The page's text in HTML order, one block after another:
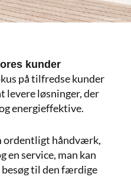
kunder
på tilfredse kunder
levere løsninger, der
energi­effektive.
ordentligt håndværk,
en service, man kan
besøg til den færdige